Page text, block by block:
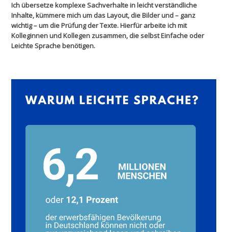
Ich übersetze komplexe Sachverhalte in leicht verständliche
Inhalte, kümmere mich um das Layout, die Bilder und – ganz
wichtig – um die Prüfung der Texte. Hierfür arbeite ich mit
Kolleginnen und Kollegen zusammen, die selbst Einfache oder
Leichte Sprache benötigen.